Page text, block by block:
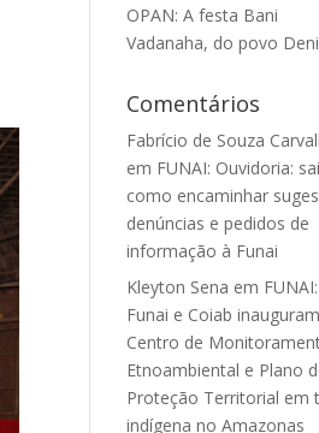
OPAN: A festa Bani
Vadanaha, do povo Deni
Comentários
Fabrício de Souza
em FUNAI: Ouvidoria:
como encaminhar
denúncias e pedidos de
informação à Funai
Kleyton Sena em FUNAI:
Funai e Coiab inauguram
Centro de
Etnoambiental e Plano
Proteção Territorial em
indígena no Amazonas